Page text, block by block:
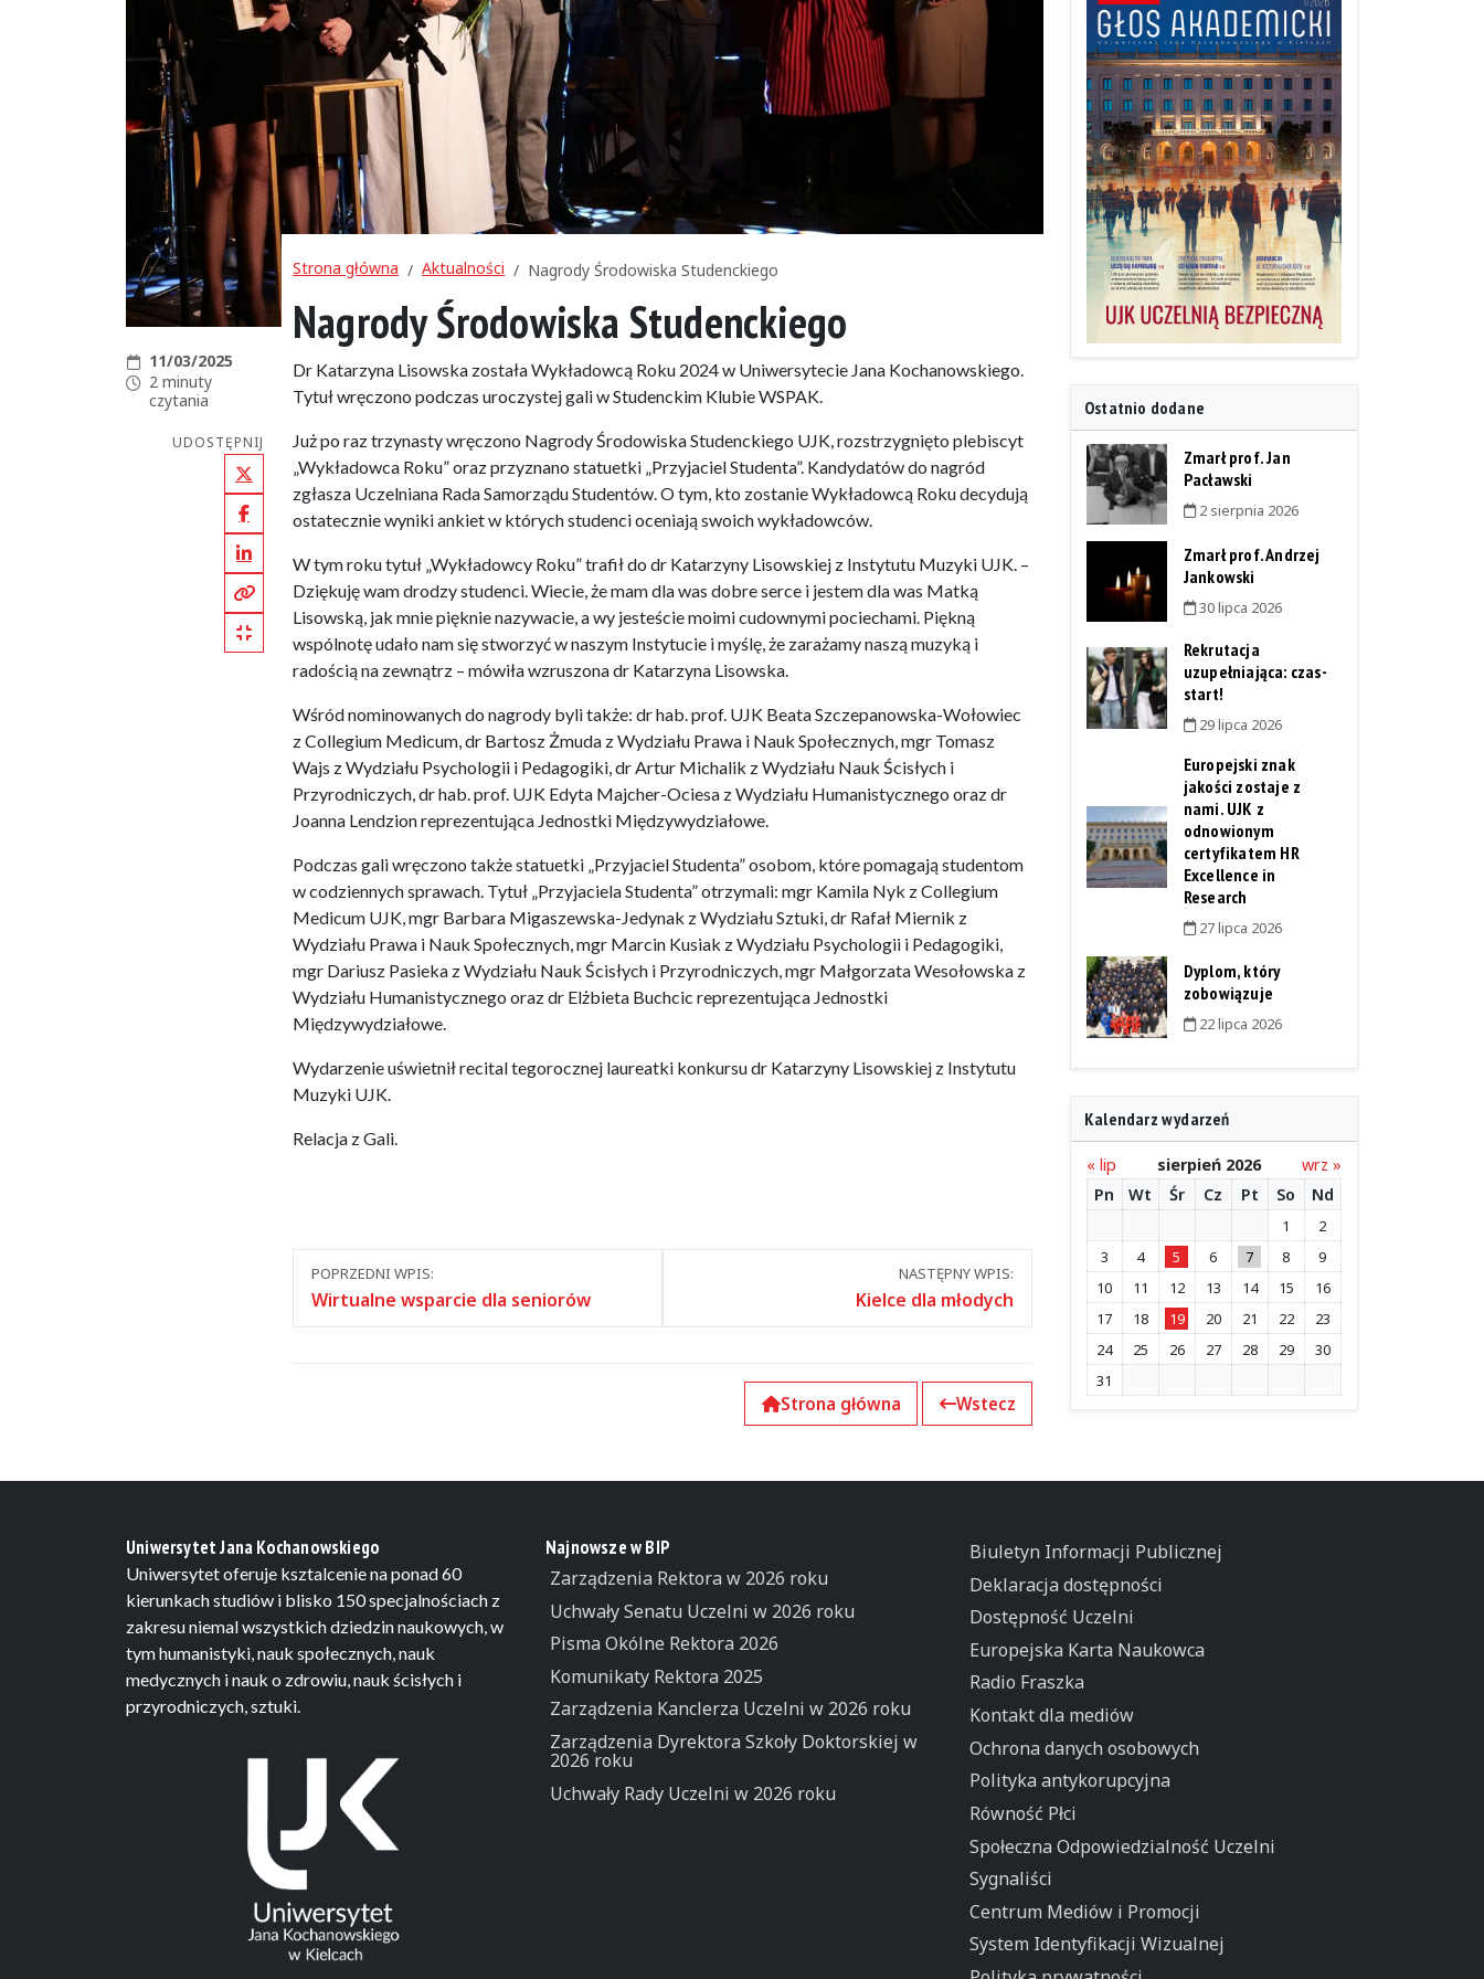
Data publikacji:
11/03/2025
Czas czytania:
2 minuty
czytania
UDOSTĘPNIJ
X (Twitter)
Facebook
LinkedIn
Kopiuj pełny link
Kopiuj krótki link
Strona główna Aktualności Nagrody Środowiska Studenckiego
Nagrody Środowiska Studenckiego
Dr Katarzyna Lisowska została Wykładowcą Roku 2024 w Uniwersytecie Jana Kochanowskiego.
Tytuł wręczono podczas uroczystej gali w Studenckim Klubie WSPAK.
Już po raz trzynasty wręczono Nagrody Środowiska Studenckiego UJK, rozstrzygnięto plebiscyt
„Wykładowca Roku” oraz przyznano statuetki „Przyjaciel Studenta”. Kandydatów do nagród
zgłasza Uczelniana Rada Samorządu Studentów. O tym, kto zostanie Wykładowcą Roku decydują
ostatecznie wyniki ankiet w których studenci oceniają swoich wykładowców.
W tym roku tytuł „Wykładowcy Roku” trafił do dr Katarzyny Lisowskiej z Instytutu Muzyki UJK. –
Dziękuję wam drodzy studenci. Wiecie, że mam dla was dobre serce i jestem dla was Matką
Lisowską, jak mnie pięknie nazywacie, a wy jesteście moimi cudownymi pociechami. Piękną
wspólnotę udało nam się stworzyć w naszym Instytucie i myślę, że zarażamy naszą muzyką i
radością na zewnątrz – mówiła wzruszona dr Katarzyna Lisowska.
Wśród nominowanych do nagrody byli także: dr hab. prof. UJK Beata Szczepanowska-Wołowiec
z Collegium Medicum, dr Bartosz Żmuda z Wydziału Prawa i Nauk Społecznych, mgr Tomasz
Wajs z Wydziału Psychologii i Pedagogiki, dr Artur Michalik z Wydziału Nauk Ścisłych i
Przyrodniczych, dr hab. prof. UJK Edyta Majcher-Ociesa z Wydziału Humanistycznego oraz dr
Joanna Lendzion reprezentująca Jednostki Międzywydziałowe.
Podczas gali wręczono także statuetki „Przyjaciel Studenta” osobom, które pomagają studentom
w codziennych sprawach. Tytuł „Przyjaciela Studenta” otrzymali: mgr Kamila Nyk z Collegium
Medicum UJK, mgr Barbara Migaszewska-Jedynak z Wydziału Sztuki, dr Rafał Miernik z
Wydziału Prawa i Nauk Społecznych, mgr Marcin Kusiak z Wydziału Psychologii i Pedagogiki,
mgr Dariusz Pasieka z Wydziału Nauk Ścisłych i Przyrodniczych, mgr Małgorzata Wesołowska z
Wydziału Humanistycznego oraz dr Elżbieta Buchcic reprezentująca Jednostki
Międzywydziałowe.
Wydarzenie uświetnił recital tegorocznej laureatki konkursu dr Katarzyny Lisowskiej z Instytutu
Muzyki UJK.
Relacja z Gali.
Nawigacja
między
POPRZEDNI WPIS:
Wirtualne wsparcie dla seniorów
NASTĘPNY WPIS:
Kielce dla młodych
Strona główna Wstecz
Ostatnio dodane
Zmarł prof. Jan
Pacławski
2 sierpnia 2026
Zmarł prof. Andrzej
Jankowski
30 lipca 2026
Rekrutacja
uzupełniająca: czas-
start!
29 lipca 2026
Europejski znak
jakości zostaje z
nami. UJK z
odnowionym
certyfikatem HR
Excellence in
Research
27 lipca 2026
Dyplom, który
zobowiązuje
22 lipca 2026
Kalendarz wydarzeń
« lip sierpień 2026
wrz »
Pn
Wt Śr Cz Pt So Nd
1
2
3
4 5 6 7 8
9
10
11 12 13 14 15
16
17
18 19 20 21 22
23
24
25 26 27 28 29
30
31
Uniwersytet Jana Kochanowskiego
Uniwersytet oferuje ksztalcenie na ponad 60
kierunkach studiów i blisko 150 specjalnościach z
zakresu niemal wszystkich dziedzin naukowych, w
tym humanistyki, nauk społecznych, nauk
medycznych i nauk o zdrowiu, nauk ścisłych i
przyrodniczych, sztuki.
Najnowsze w BIP
Zarządzenia Rektora w 2026 roku
Uchwały Senatu Uczelni w 2026 roku
Pisma Okólne Rektora 2026
Komunikaty Rektora 2025
Zarządzenia Kanclerza Uczelni w 2026 roku
Zarządzenia Dyrektora Szkoły Doktorskiej w
2026 roku
Uchwały Rady Uczelni w 2026 roku
Biuletyn Informacji Publicznej
Deklaracja dostępności
Dostępność Uczelni
Europejska Karta Naukowca
Radio Fraszka
Kontakt dla mediów
Ochrona danych osobowych
Polityka antykorupcyjna
Równość Płci
Społeczna Odpowiedzialność Uczelni
Sygnaliści
Centrum Mediów i Promocji
System Identyfikacji Wizualnej